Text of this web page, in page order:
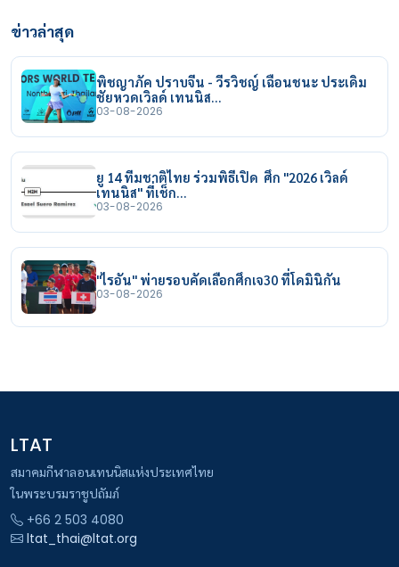
ข่าวล่าสุด
พิชญาภัค ปราบจีน - วีรวิชญ์ เฉือนชนะ ประเดิม
ชัยหวดเวิลด์ เทนนิส…
03-08-2026
ยู 14 ทีมชาติไทย ร่วมพิธีเปิด ศึก "2026 เวิลด์
เทนนิส" ที่เช็ก…
03-08-2026
"ไรอัน" พ่ายรอบคัดเลือกศึกเจ30 ที่โดมินิกัน
03-08-2026
LTAT
สมาคมกีฬาลอนเทนนิสแห่งประเทศไทย
ในพระบรมราชูปถัมภ์
+66 2 503 4080
ltat_thai@ltat.org